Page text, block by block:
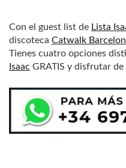
Con el guest list de Lista
discoteca Catwalk
Tienes cuatro opciones
Isaac GRATIS y disfrutar de